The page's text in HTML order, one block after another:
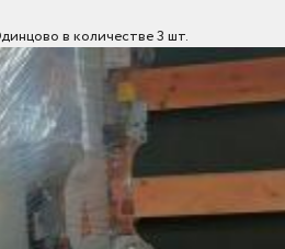
в количестве 3 шт.